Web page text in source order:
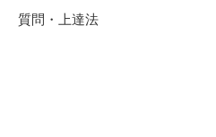
質問・上達法